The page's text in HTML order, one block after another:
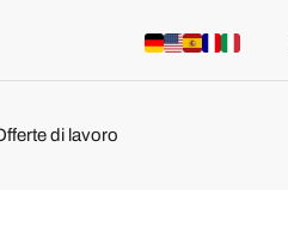
di lavoro